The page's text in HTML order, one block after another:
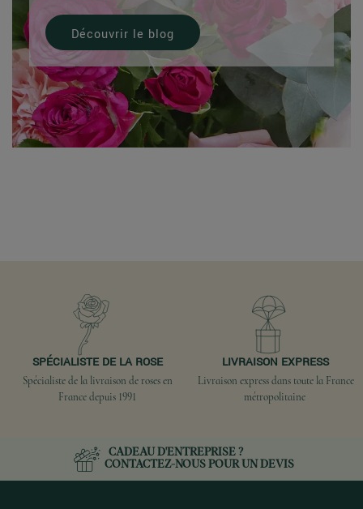
Découvrir le blog
SPÉCIALISTE DE LA ROSE
Spécialiste de la livraison de roses en
France depuis 1991
LIVRAISON EXPRESS
Livraison express dans toute la France
métropolitaine
CADEAU D'ENTREPRISE ?
CONTACTEZ-NOUSPOUR UN DEVIS